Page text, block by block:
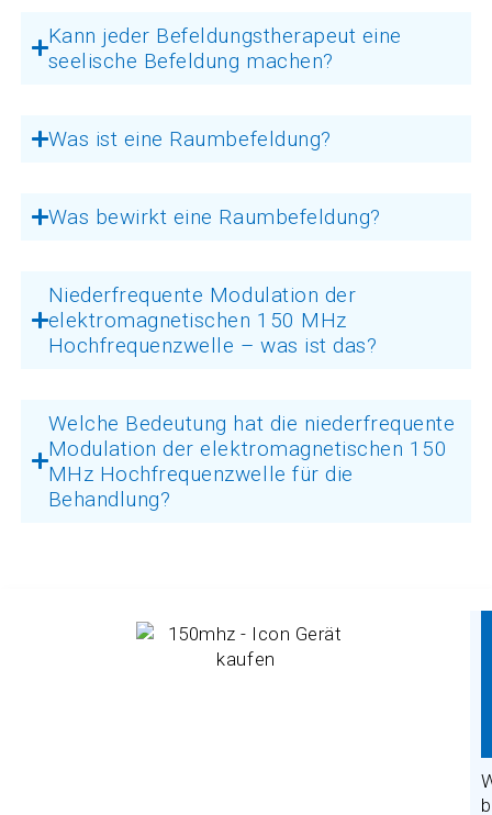
Kann jeder Befeldungstherapeut eine
seelische Befeldung machen?
Was ist eine Raumbefeldung?
Was bewirkt eine Raumbefeldung?
Niederfrequente Modulation der
elektromagnetischen 150 MHz
Hochfrequenzwelle – was ist das?
Welche Bedeutung hat die niederfrequente
Modulation der elektromagnetischen 150
MHz Hochfrequenzwelle für die
Behandlung?